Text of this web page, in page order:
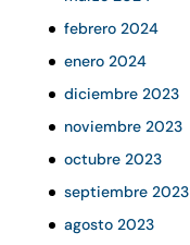
febrero 2024
enero 2024
diciembre 2023
noviembre 2023
octubre 2023
septiembre 2023
agosto 2023